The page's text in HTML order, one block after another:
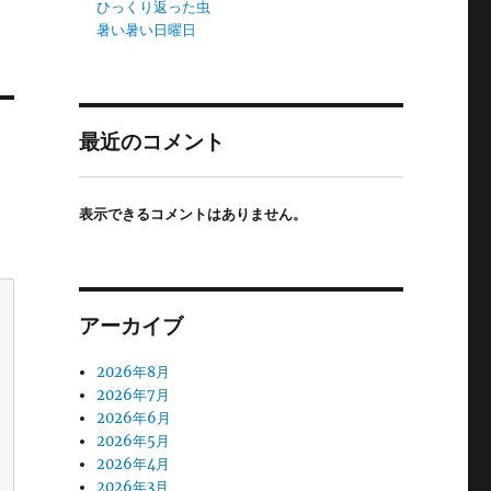
ひっくり返った虫
暑い暑い日曜日
最近のコメント
表示できるコメントはありません。
アーカイブ
2026年8月
2026年7月
2026年6月
2026年5月
2026年4月
2026年3月